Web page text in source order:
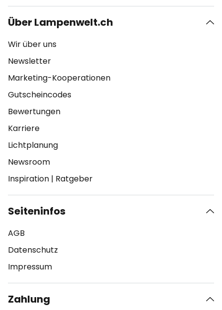
Über Lampenwelt.ch
Wir über uns
Newsletter
Marketing-Kooperationen
Gutscheincodes
Bewertungen
Karriere
Lichtplanung
Newsroom
Inspiration | Ratgeber
Seiteninfos
AGB
Datenschutz
Impressum
Zahlung